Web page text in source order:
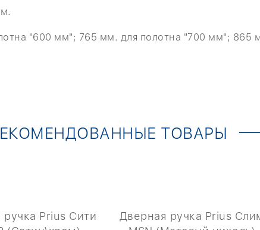
"600 мм"; 765 мм. для полотна "700 мм"; 865
ТОВАРЫ
ручка Prius Сити
Дверная ручка Prius